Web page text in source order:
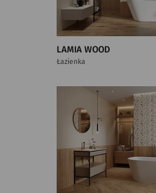
LAMIA WOOD
Łazienka